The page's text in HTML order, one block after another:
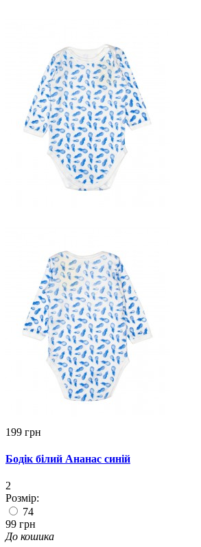
199 грн
Бодік білий Ананас синій
2
Розмір:
74
99 грн
До кошика